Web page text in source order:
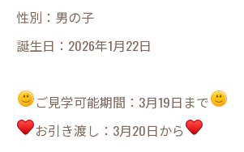
性別：男の子
誕生日：2026年1月22日
ご見学可能期間：3月19日まで
お引き渡し：3月20日から